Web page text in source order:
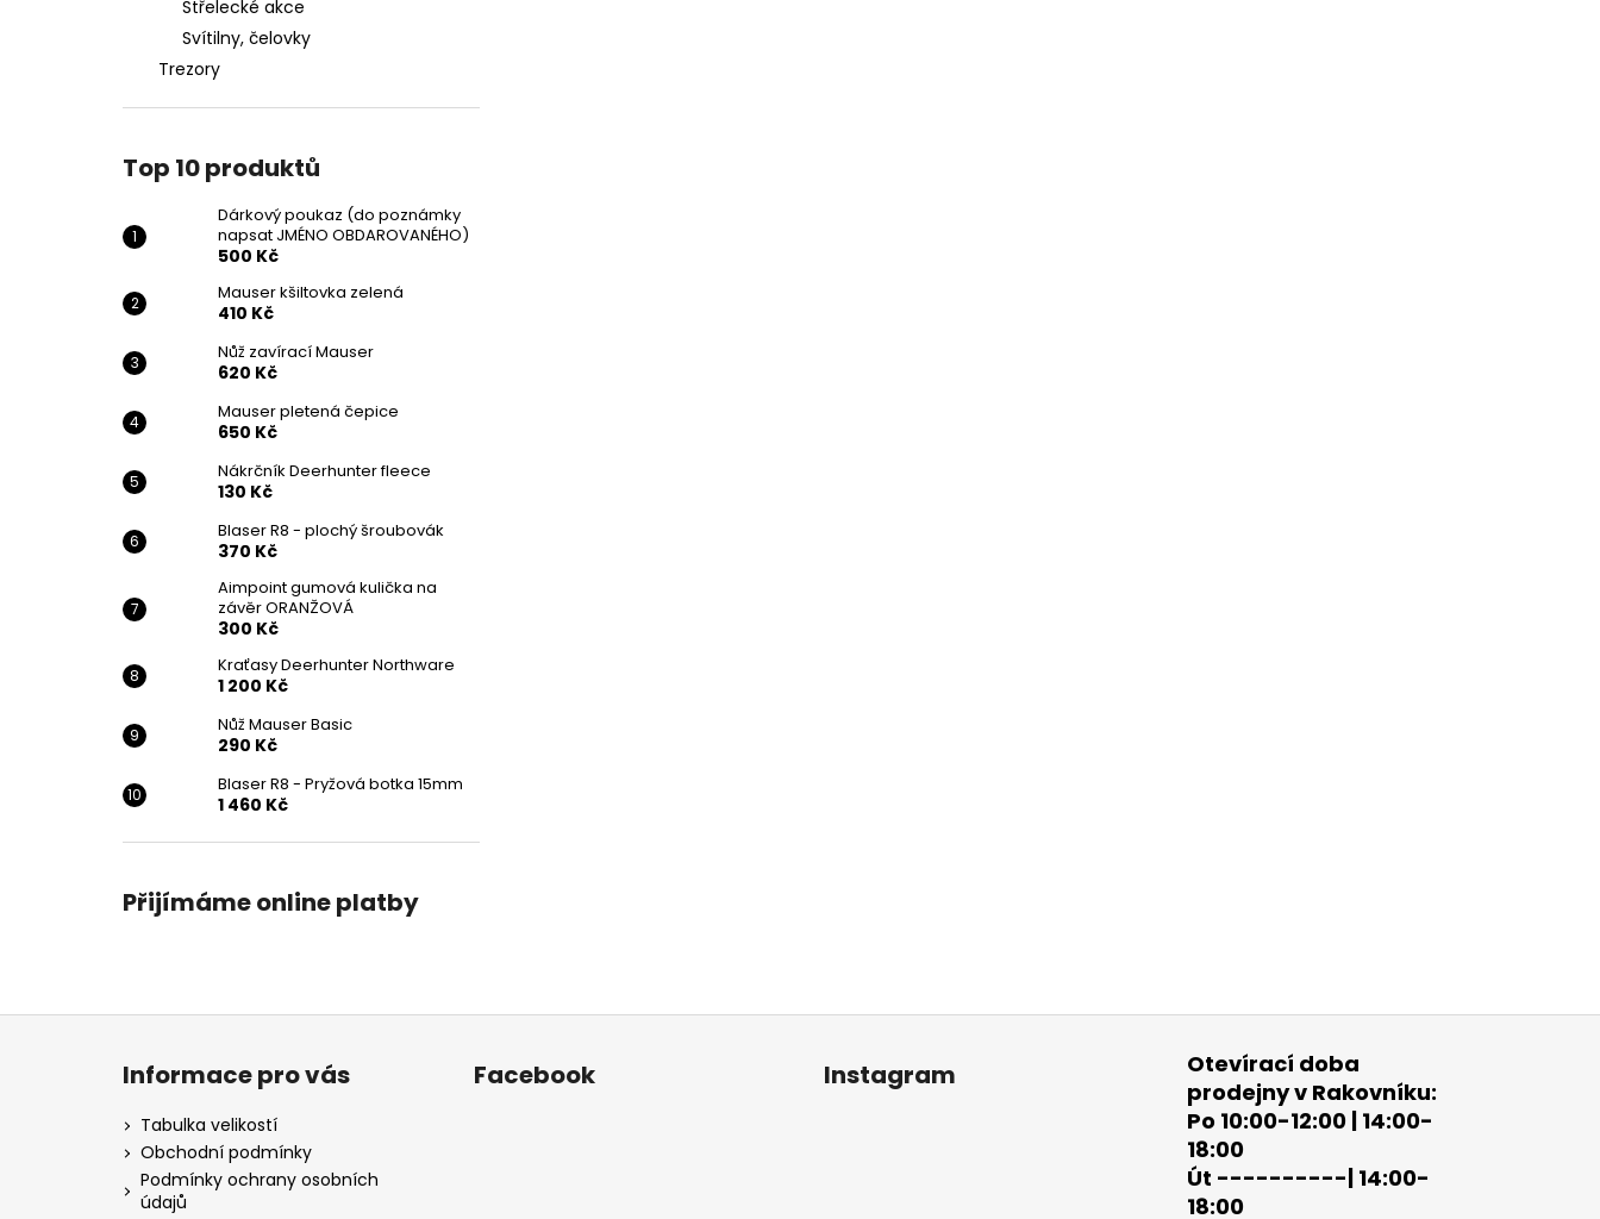
Střelecké akce
Svítilny, čelovky
Trezory
Top 10 produktů
Dárkový poukaz (do poznámky
napsat JMÉNO OBDAROVANÉHO)
500 Kč
Mauser kšiltovka zelená
410 Kč
Nůž zavírací Mauser
620 Kč
Mauser pletená čepice
650 Kč
Nákrčník Deerhunter fleece
130 Kč
Blaser R8 - plochý šroubovák
370 Kč
Aimpoint gumová kulička na
závěr ORANŽOVÁ
300 Kč
Kraťasy Deerhunter Northware
1 200 Kč
Nůž Mauser Basic
290 Kč
Blaser R8 - Pryžová botka 15mm
1 460 Kč
Přijímáme online platby
Z
Informace pro vás
Tabulka velikostí
Obchodní podmínky
Podmínky ochrany osobních
údajů
Facebook Instagram
Otevírací doba
prodejny v Rakovníku:
Po 10:00-12:00 | 14:00-
18:00
Út ----------| 14:00-
18:00